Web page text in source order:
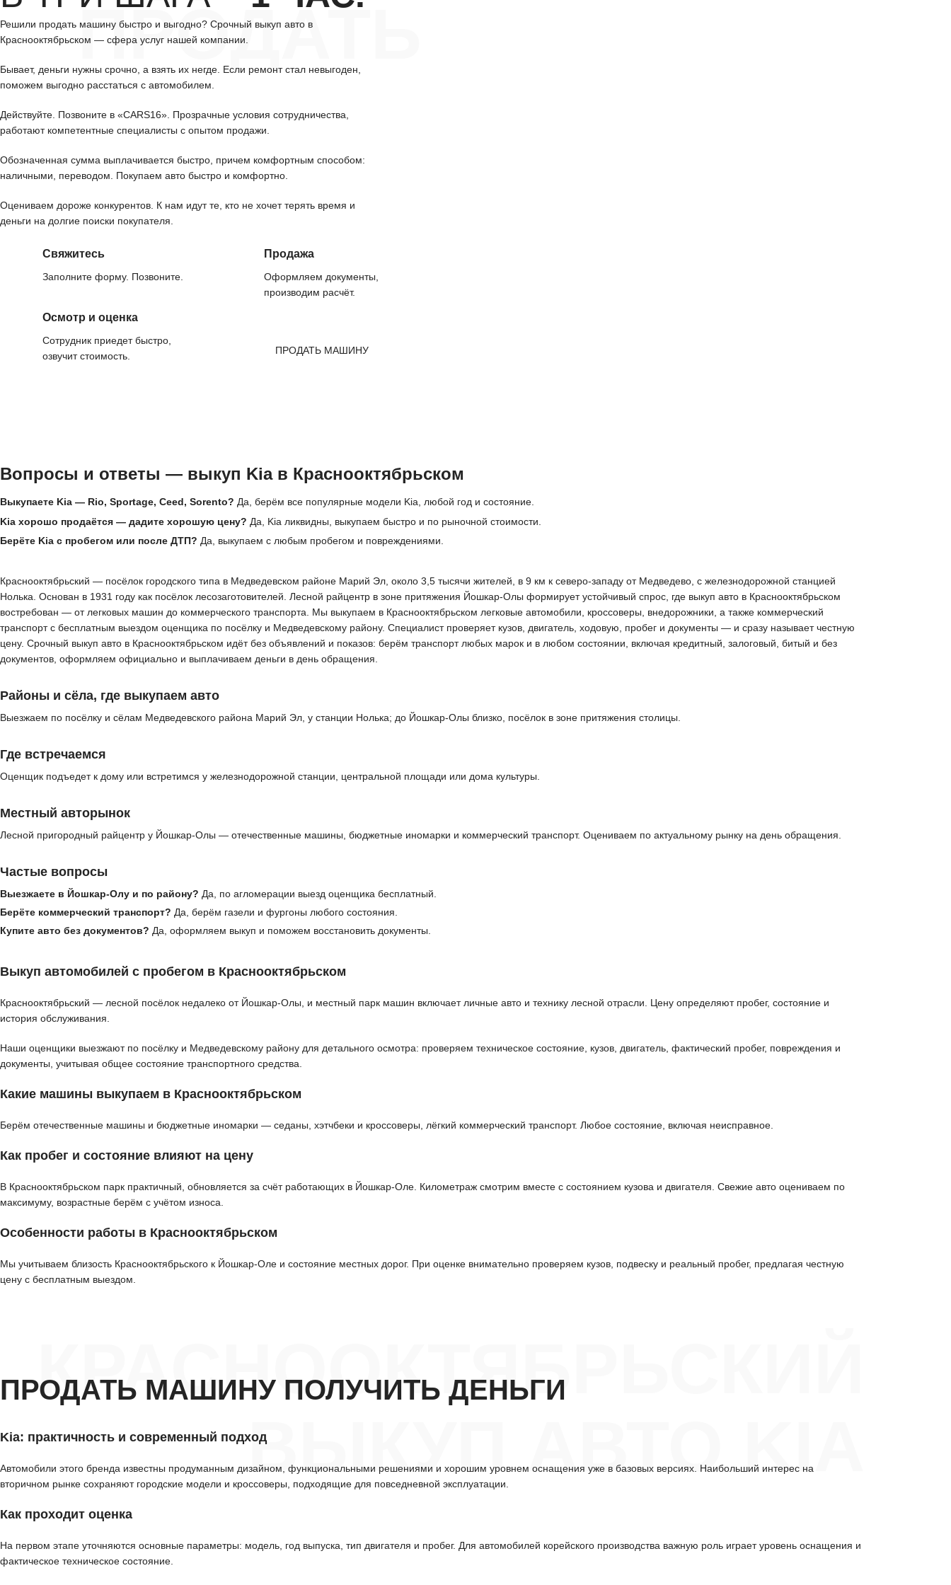
ПРОДАТЬ
Решили продать машину быстро и выгодно? Срочный выкуп авто в
Краснооктябрьском — сфера услуг нашей компании.
Бывает, деньги нужны срочно, а взять их негде. Если ремонт стал невыгоден,
поможем выгодно расстаться с автомобилем.
Действуйте. Позвоните в «CARS16». Прозрачные условия сотрудничества,
работают компетентные специалисты с опытом продажи.
Обозначенная сумма выплачивается быстро, причем комфортным способом:
наличными, переводом. Покупаем авто быстро и комфортно.
Оцениваем дороже конкурентов. К нам идут те, кто не хочет терять время и
деньги на долгие поиски покупателя.
Свяжитесь
Заполните форму. Позвоните.
Осмотр и оценка
Сотрудник приедет быстро,
озвучит стоимость.
Продажа
Оформляем документы,
производим расчёт.
ПРОДАТЬ МАШИНУ
Вопросы и ответы — выкуп Kia в Краснооктябрьском
Выкупаете Kia — Rio, Sportage, Ceed, Sorento? Да, берём все популярные модели Kia, любой год и состояние.
Kia хорошо продаётся — дадите хорошую цену? Да, Kia ликвидны, выкупаем быстро и по рыночной стоимости.
Берёте Kia с пробегом или после ДТП? Да, выкупаем с любым пробегом и повреждениями.
Краснооктябрьский — посёлок городского типа в Медведевском районе Марий Эл, около 3,5 тысячи жителей, в 9 км к северо-западу от Медведево, с железнодорожной станцией
Нолька. Основан в 1931 году как посёлок лесозаготовителей. Лесной райцентр в зоне притяжения Йошкар-Олы формирует устойчивый спрос, где выкуп авто в Краснооктябрьском
востребован — от легковых машин до коммерческого транспорта. Мы выкупаем в Краснооктябрьском легковые автомобили, кроссоверы, внедорожники, а также коммерческий
транспорт с бесплатным выездом оценщика по посёлку и Медведевскому району. Специалист проверяет кузов, двигатель, ходовую, пробег и документы — и сразу называет честную
цену. Срочный выкуп авто в Краснооктябрьском идёт без объявлений и показов: берём транспорт любых марок и в любом состоянии, включая кредитный, залоговый, битый и без
документов, оформляем официально и выплачиваем деньги в день обращения.
Районы и сёла, где выкупаем авто
Выезжаем по посёлку и сёлам Медведевского района Марий Эл, у станции Нолька; до Йошкар-Олы близко, посёлок в зоне притяжения столицы.
Где встречаемся
Оценщик подъедет к дому или встретимся у железнодорожной станции, центральной площади или дома культуры.
Местный авторынок
Лесной пригородный райцентр у Йошкар-Олы — отечественные машины, бюджетные иномарки и коммерческий транспорт. Оцениваем по актуальному рынку на день обращения.
Частые вопросы
Выезжаете в Йошкар-Олу и по району? Да, по агломерации выезд оценщика бесплатный.
Берёте коммерческий транспорт? Да, берём газели и фургоны любого состояния.
Купите авто без документов? Да, оформляем выкуп и поможем восстановить документы.
Выкуп автомобилей с пробегом в Краснооктябрьском
Краснооктябрьский — лесной посёлок недалеко от Йошкар-Олы, и местный парк машин включает личные авто и технику лесной отрасли. Цену определяют пробег, состояние и
история обслуживания.
Наши оценщики выезжают по посёлку и Медведевскому району для детального осмотра: проверяем техническое состояние, кузов, двигатель, фактический пробег, повреждения и
документы, учитывая общее состояние транспортного средства.
Какие машины выкупаем в Краснооктябрьском
Берём отечественные машины и бюджетные иномарки — седаны, хэтчбеки и кроссоверы, лёгкий коммерческий транспорт. Любое состояние, включая неисправное.
Как пробег и состояние влияют на цену
В Краснооктябрьском парк практичный, обновляется за счёт работающих в Йошкар-Оле. Километраж смотрим вместе с состоянием кузова и двигателя. Свежие авто оцениваем по
максимуму, возрастные берём с учётом износа.
Особенности работы в Краснооктябрьском
Мы учитываем близость Краснооктябрьского к Йошкар-Оле и состояние местных дорог. При оценке внимательно проверяем кузов, подвеску и реальный пробег, предлагая честную
цену с бесплатным выездом.
КРАСНООКТЯБРЬСКИЙ
ВЫКУП АВТО KIA
ПРОДАТЬ МАШИНУ ПОЛУЧИТЬ ДЕНЬГИ
Kia: практичность и современный подход
Автомобили этого бренда известны продуманным дизайном, функциональными решениями и хорошим уровнем оснащения уже в базовых версиях. Наибольший интерес на
вторичном рынке сохраняют городские модели и кроссоверы, подходящие для повседневной эксплуатации.
Как проходит оценка
На первом этапе уточняются основные параметры: модель, год выпуска, тип двигателя и пробег. Для автомобилей корейского производства важную роль играет уровень оснащения и
фактическое техническое состояние.